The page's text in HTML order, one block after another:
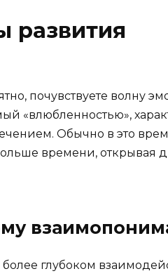
развития
почувствуете волну
«влюбленностью»,
Обычно в это
времени, открывая
глубоком